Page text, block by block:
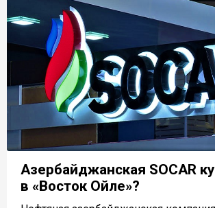
Азербайджанская SOCAR
в «Восток Ойле»?